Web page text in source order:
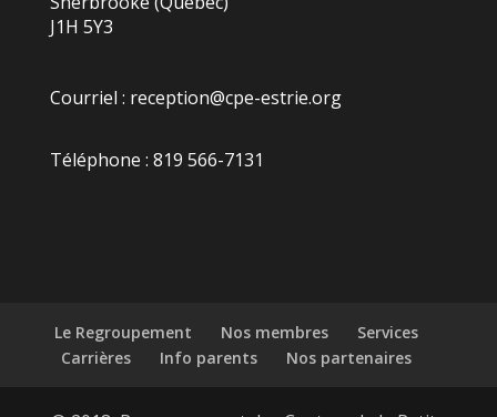
J1H 5Y3
Courriel : reception@cpe-estrie.org
Téléphone : 819 566-7131
Le Regroupement Nos membres
Services
Carrières
Info parents Nos partenaires